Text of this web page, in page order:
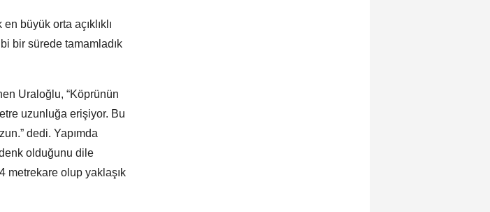
büyük orta açıklıklı
bir sürede tamamladık
Uraloğlu, “Köprünün
uzunluğa erişiyor. Bu
dedi. Yapımda
olduğunu dile
metrekare olup yaklaşık